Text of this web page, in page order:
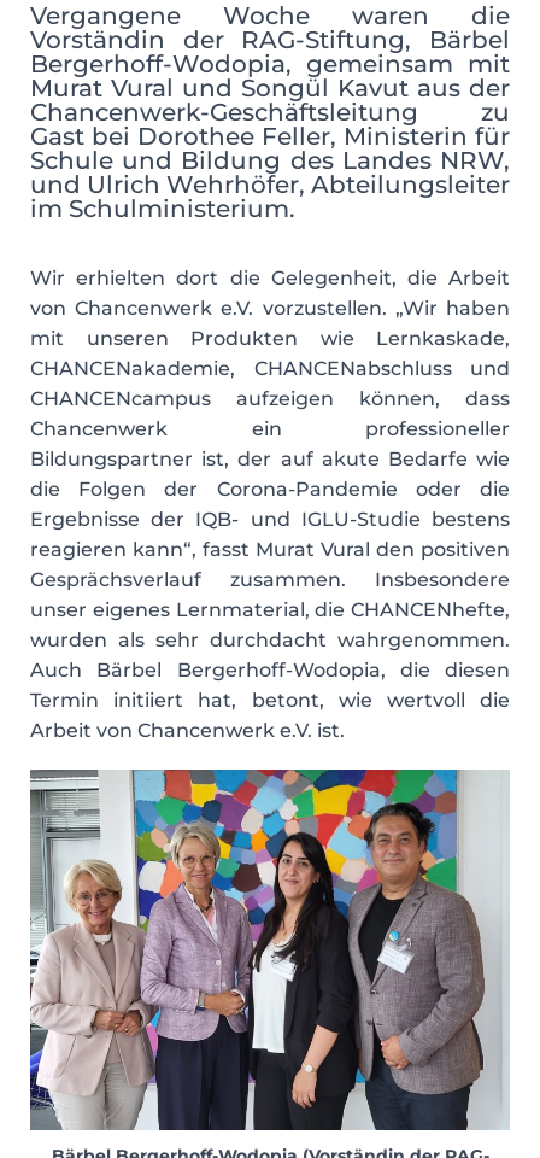
Vergangene Woche waren die
Vorständin der RAG-Stiftung, Bärbel
Bergerhoff-Wodopia, gemeinsam mit
Murat Vural und Songül Kavut aus der
Chancenwerk-Geschäftsleitung zu
Gast bei Dorothee Feller, Ministerin für
Schule und Bildung des Landes NRW,
und Ulrich Wehrhöfer, Abteilungsleiter
im Schulministerium.
Wir erhielten dort die Gelegenheit, die Arbeit
von Chancenwerk e.V. vorzustellen. „Wir haben
mit unseren Produkten wie Lernkaskade,
CHANCENakademie, CHANCENabschluss und
CHANCENcampus aufzeigen können, dass
Chancenwerk ein professioneller
Bildungspartner ist, der auf akute Bedarfe wie
die Folgen der Corona-Pandemie oder die
Ergebnisse der IQB- und IGLU-Studie bestens
reagieren kann“, fasst Murat Vural den positiven
Gesprächsverlauf zusammen. Insbesondere
unser eigenes Lernmaterial, die CHANCENhefte,
wurden als sehr durchdacht wahrgenommen.
Auch Bärbel Bergerhoff-Wodopia, die diesen
Termin initiiert hat, betont, wie wertvoll die
Arbeit von Chancenwerk e.V. ist.